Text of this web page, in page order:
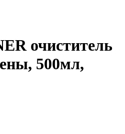
очиститель
500мл,